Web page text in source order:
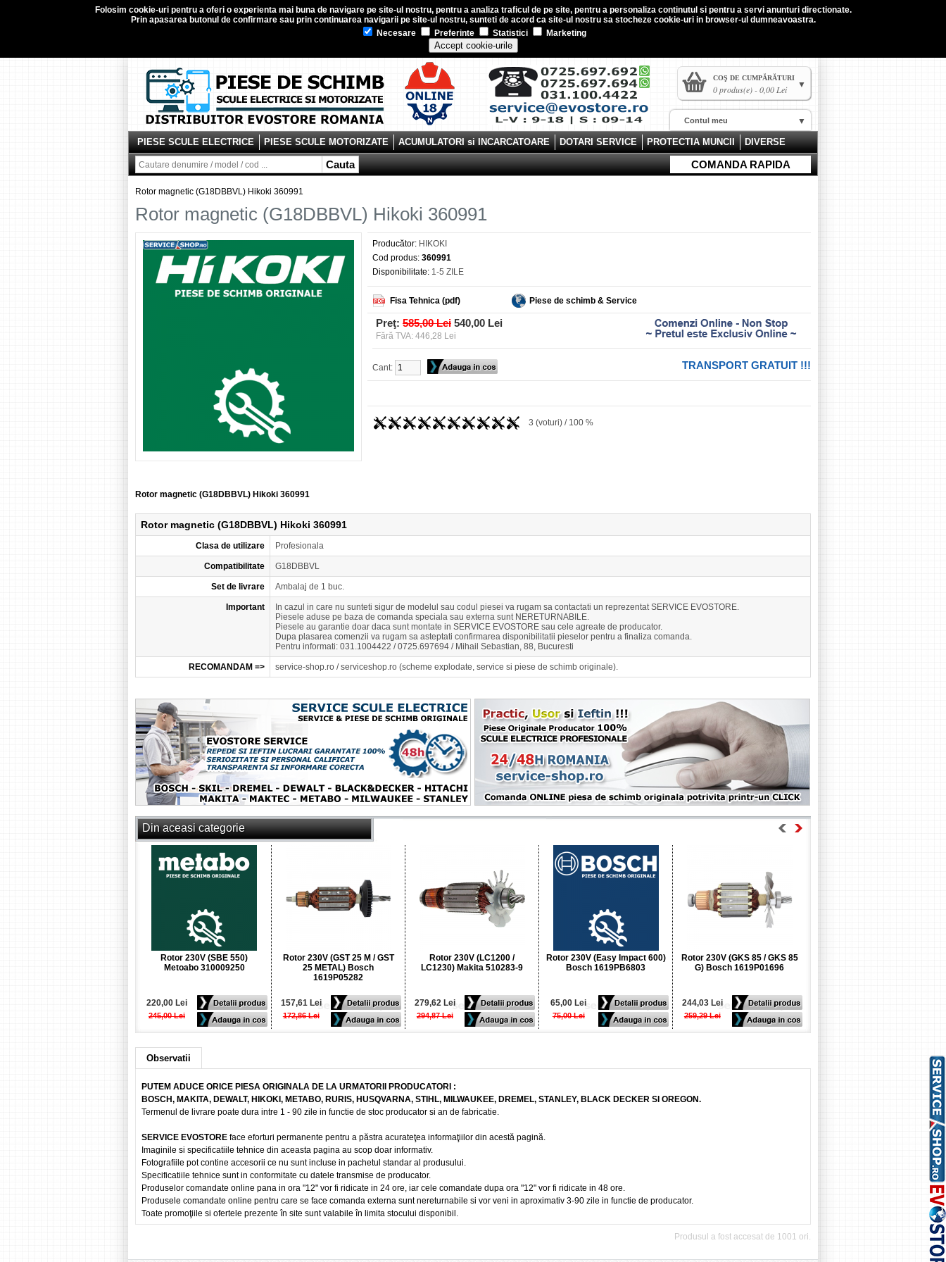
Folosim cookie-uripentru a oferi o experienta mai buna de navigare pe site-ul nostru, pentru a analiza traficul de pe site, pentru a personaliza continutul si pentru a servi anunturi directionate.
Prin apasarea butonul de confirmare sau prin continuarea navigarii pe site-ul nostru, sunteti de acord ca site-ul nostru sa stocheze cookie-uri in browser-ul dumneavoastra.
Necesare
Preferinte Statistici Marketing
Accept cookie-urile
COŞ DE CUMPĂRĂTURI
0 produs(e) - 0,00 Lei
Cauta COMANDA RAPIDA
Contul meu
PIESE SCULE ELECTRICE PIESE SCULE MOTORIZATE ACUMULATORI si INCARCATOARE DOTARI SERVICE PROTECTIA MUNCII DIVERSE
Rotor magnetic (G18DBBVL) Hikoki 360991
Rotor magnetic (G18DBBVL) Hikoki 360991
Producător: HIKOKI
Cod produs: 360991
Disponibilitate: 1-5 ZILE
Fisa Tehnica (pdf) Piese de schimb & Service
Preţ: 585,00 Lei 540,00 Lei
Fără TVA: 446,28 Lei
Cant: TRANSPORT GRATUIT !!!
3 (voturi) / 100 %
Rotor magnetic (G18DBBVL) Hikoki 360991
Rotor magnetic (G18DBBVL) Hikoki 360991
Clasa de utilizare Profesionala
Compatibilitate G18DBBVL
Set de livrare Ambalaj de 1 buc.
Important
In cazul in care nu sunteti sigur de modelul sau codul piesei va rugam sa contactati un reprezentat SERVICE EVOSTORE.
Piesele aduse pe baza de comanda speciala sau externa sunt NERETURNABILE.
Piesele au garantie doar daca sunt montate in SERVICE EVOSTORE sau cele agreate de producator.
Dupa plasarea comenzii va rugam sa asteptati confirmarea disponibilitatii pieselor pentru a finaliza comanda.
Pentru informati: 031.1004422 / 0725.697694 / Mihail Sebastian, 88, Bucuresti
RECOMANDAM => service-shop.ro / serviceshop.ro (scheme explodate, service si piese de schimb originale).
Din aceasi categorie
Rotor 230V (SBE 550)
Metoabo 310009250
220,00 Lei
245,00 Lei
Rotor 230V (GST 25 M / GST
25 METAL) Bosch
1619P05282
157,61 Lei
172,86 Lei
Rotor 230V (LC1200 /
LC1230) Makita 510283-9
279,62 Lei
294,87 Lei
Rotor 230V (Easy Impact 600)
Bosch 1619PB6803
65,00 Lei
75,00 Lei
Rotor 230V (GKS 85 / GKS 85
G) Bosch 1619P01696
244,03 Lei
259,29 Lei
Observatii
PUTEM ADUCE ORICE PIESA ORIGINALA DE LA URMATORII PRODUCATORI :
BOSCH, MAKITA, DEWALT, HIKOKI, METABO, RURIS, HUSQVARNA, STIHL, MILWAUKEE, DREMEL, STANLEY, BLACK DECKER SI OREGON.
Termenul de livrare poate dura intre 1 - 90 zile in functie de stoc producator si an de fabricatie.
SERVICE EVOSTORE face eforturi permanente pentru a păstra acurateţea informaţiilor din acestă pagină.
Imaginile si specificatiile tehnice din aceasta pagina au scop doar informativ.
Fotografiile pot contine accesorii ce nu sunt incluse in pachetul standar al produsului.
Specificatiile tehnice sunt in conformitate cu datele transmise de producator.
Produselor comandate online pana in ora "12" vor fi ridicate in 24 ore, iar cele comandate dupa ora "12" vor fi ridicate in 48 ore.
Produsele comandate online pentru care se face comanda externa sunt nereturnabile si vor veni in aproximativ 3-90 zile in functie de producator.
Toate promoţiile si ofertele prezente în site sunt valabile în limita stocului disponibil.
Produsul a fost accesat de 1001 ori.